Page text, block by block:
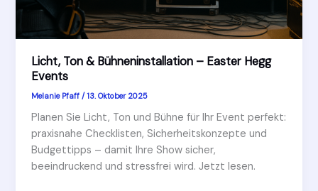
Licht, Ton & Bühneninstallation – Easter Hegg
Events
Melanie Pfaff/13. Oktober 2025
Planen Sie Licht, Ton und Bühne für Ihr Event perfekt:
praxisnahe Checklisten, Sicherheitskonzepte und
Budgettipps – damit Ihre Show sicher,
beeindruckend und stressfrei wird. Jetzt lesen.